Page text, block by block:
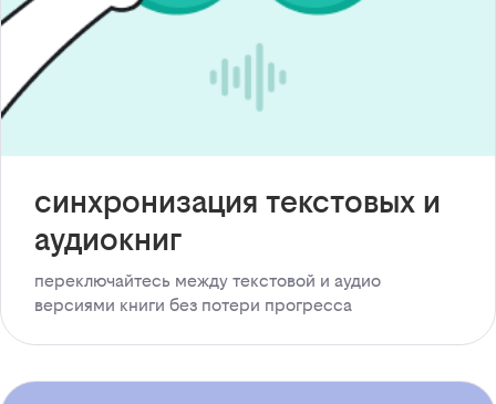
синхронизация текстовых и
аудиокниг
переключайтесь между текстовой и аудио
версиями книги без потери прогресса